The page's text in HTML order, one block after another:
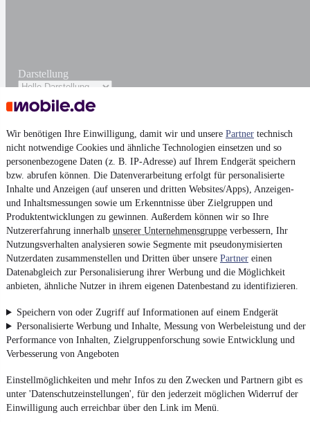
Wir benötigen Ihre Einwilligung, damit wir und unsere Partner technisch
nicht notwendige Cookies und ähnliche Technologien einsetzen und so
personenbezogene Daten (z. B. IP-Adresse) auf Ihrem Endgerät speichern
bzw. abrufen können. Die Datenverarbeitung erfolgt für personalisierte
Inhalte und Anzeigen (auf unseren und dritten Websites/Apps), Anzeigen-
und Inhaltsmessungen sowie um Erkenntnisse über Zielgruppen und
Produktentwicklungen zu gewinnen. Außerdem können wir so Ihre
Nutzererfahrung innerhalb unserer Unternehmensgruppe verbessern, Ihr
Nutzungsverhalten analysieren sowie Segmente mit pseudonymisierten
Nutzerdaten zusammenstellen und Dritten über unsere Partner einen
Datenabgleich zur Personalisierung ihrer Werbung und die Möglichkeit
anbieten, ähnliche Nutzer in ihrem eigenen Datenbestand zu identifizieren.
Speichern von oder Zugriff auf Informationen auf einem Endgerät
Personalisierte Werbung und Inhalte, Messung von Werbeleistung und der
Performance von Inhalten, Zielgruppenforschung sowie Entwicklung und
Verbesserung von Angeboten
Einstellmöglichkeiten und mehr Infos zu den Zwecken und Partnern gibt es
unter 'Datenschutzeinstellungen', für den jederzeit möglichen Widerruf der
Einwilligung auch erreichbar über den Link im Menü.
Darstellung